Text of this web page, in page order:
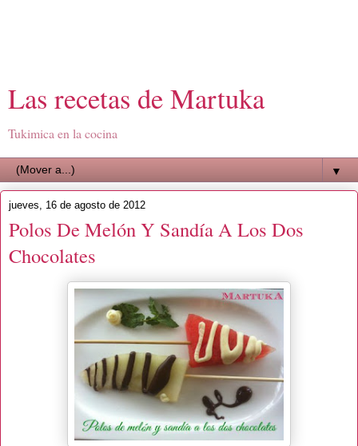
Las recetas de Martuka
Tukimica en la cocina
▼
jueves, 16 de agosto de 2012
Polos De Melón Y Sandía A Los Dos
Chocolates